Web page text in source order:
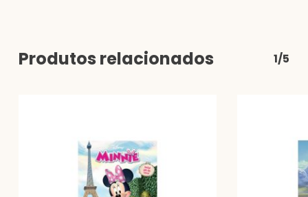
Produtos relacionados 1/5